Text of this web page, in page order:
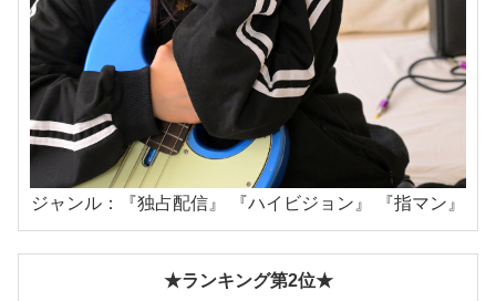
ジャンル：『独占配信』 『ハイビジョン』 『指マン』
★ランキング第2位★